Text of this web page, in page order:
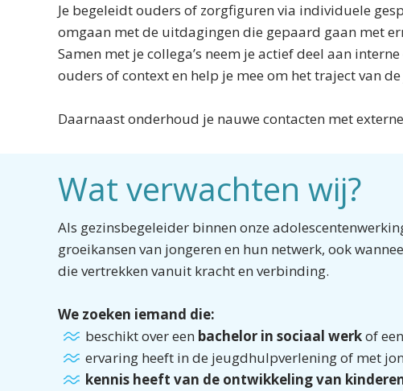
Je begeleidt ouders of zorgfiguren via individuele
omgaan met de uitdagingen die gepaard gaan met
Samen met je collega’s neem je actief deel aan
ouders of context en help je mee om het traject van
Daarnaast onderhoud je nauwe contacten met
Wat verwachten wij?
Als gezinsbegeleider binnen onze
groeikansen van jongeren en hun netwerk, ook
die vertrekken vanuit kracht en verbinding.
We zoeken iemand die:
beschikt over een bachelor in sociaal werkof een
ervaring heeft in de jeugdhulpverlening of met
kennis heeft van de ontwikkeling van